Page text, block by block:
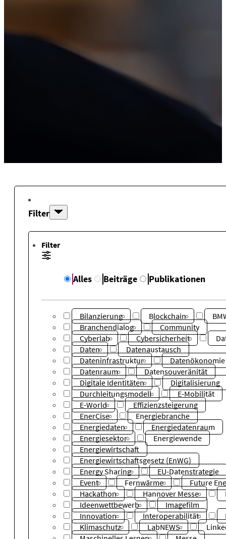
Filter
Filter
Alles Beiträge Publikationen
Bilanzierung Blockchain
Branchendialog
Community
Cyberlab
Cybersicherheit
Daten
Datenaustausch
Dateninfrastruktur
Datenökonomie
Datenraum
Datensouveränität
Digitale Identitäten
Digitalisierung
Durchleitungsmodell
E-Mobilität
E-World
Effizienzsteigerung
EnerCise
Energiebranche
Energiedaten
Energiedatenraum
Energiesektor
Energiewende
Energiewirtschaft
Energiewirtschaftsgesetz (EnWG)
Energy Sharing
EU-Datenstrategie
Event
Fernwärme
Future
Hackathon
Hannover Messe
Ideenwettbewerb
Imagefilm
Innovation
Interoperabilität
Klimaschutz
LabNEWS